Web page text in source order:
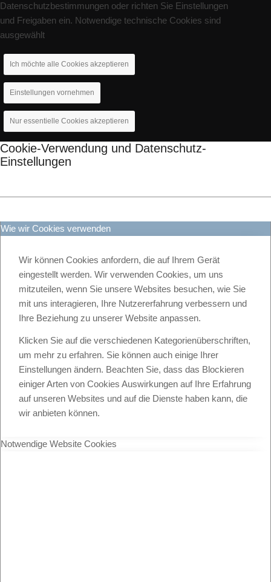
Datenschutzbestimmungen oder richten Sie Einstellungen
und Freigaben ein. Notwendige technische Cookies sind
ausgewählt
Ich möchte alle Cookies akzeptieren
Einstellungen vornehmen
Nur essentielle Cookies akzeptieren
Cookie-Verwendung und Datenschutz-
Einstellungen
Wie wir Cookies verwenden
Wir können Cookies anfordern, die auf Ihrem Gerät
eingestellt werden. Wir verwenden Cookies, um uns
mitzuteilen, wenn Sie unsere Websites besuchen, wie Sie
mit uns interagieren, Ihre Nutzererfahrung verbessern und
Ihre Beziehung zu unserer Website anpassen.
Klicken Sie auf die verschiedenen Kategorienüberschriften,
um mehr zu erfahren. Sie können auch einige Ihrer
Einstellungen ändern. Beachten Sie, dass das Blockieren
einiger Arten von Cookies Auswirkungen auf Ihre Erfahrung
auf unseren Websites und auf die Dienste haben kann, die
wir anbieten können.
Notwendige Website Cookies